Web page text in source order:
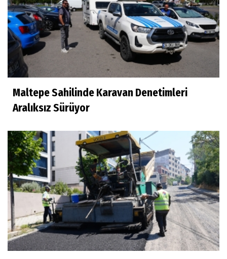
Maltepe Sahilinde Karavan Denetimleri
Aralıksız Sürüyor